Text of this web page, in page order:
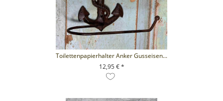
Toilettenpapierhalter Anker Gusseisen...
12,95 € *
+ IN DEN WARENKORB